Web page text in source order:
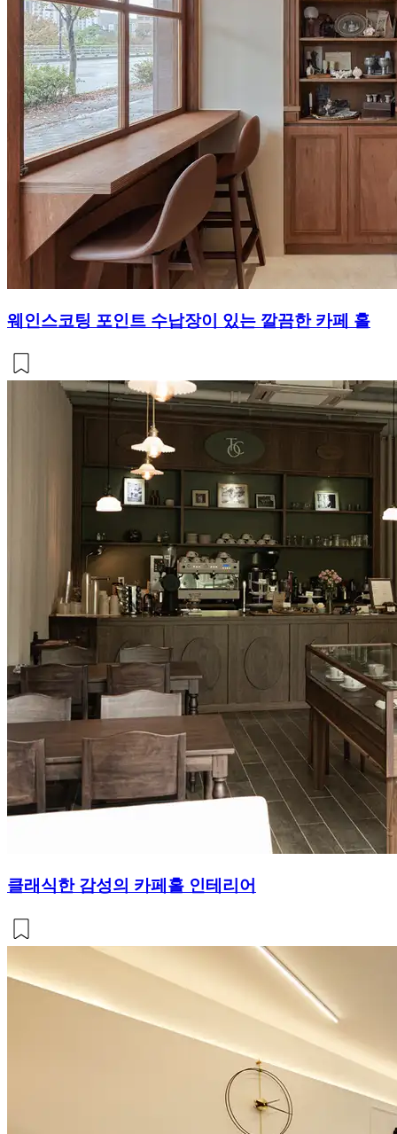
웨인스코팅 포인트 수납장이 있는 깔끔한 카페 홀
클래식한 감성의 카페홀 인테리어